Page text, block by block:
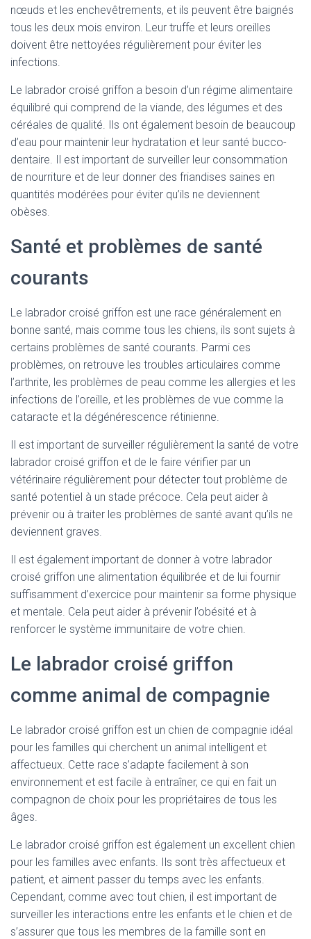
nœuds et les enchevêtrements, et ils peuvent être baignés
tous les deux mois environ. Leur truffe et leurs oreilles
doivent être nettoyées régulièrement pour éviter les
infections.
Le labrador croisé griffon a besoin d’un régime alimentaire
équilibré qui comprend de la viande, des légumes et des
céréales de qualité. Ils ont également besoin de beaucoup
d’eau pour maintenir leur hydratation et leur santé bucco-
dentaire. Il est important de surveiller leur consommation
de nourriture et de leur donner des friandises saines en
quantités modérées pour éviter qu’ils ne deviennent
obèses.
Santé et problèmes de santé
courants
Le labrador croisé griffon est une race généralement en
bonne santé, mais comme tous les chiens, ils sont sujets à
certains problèmes de santé courants. Parmi ces
problèmes, on retrouve les troubles articulaires comme
l’arthrite, les problèmes de peau comme les allergies et les
infections de l’oreille, et les problèmes de vue comme la
cataracte et la dégénérescence rétinienne.
Il est important de surveiller régulièrement la santé de votre
labrador croisé griffon et de le faire vérifier par un
vétérinaire régulièrement pour détecter tout problème de
santé potentiel à un stade précoce. Cela peut aider à
prévenir ou à traiter les problèmes de santé avant qu’ils ne
deviennent graves.
Il est également important de donner à votre labrador
croisé griffon une alimentation équilibrée et de lui fournir
suffisamment d’exercice pour maintenir sa forme physique
et mentale. Cela peut aider à prévenir l’obésité et à
renforcer le système immunitaire de votre chien.
Le labrador croisé griffon
comme animal de compagnie
Le labrador croisé griffon est un chien de compagnie idéal
pour les familles qui cherchent un animal intelligent et
affectueux. Cette race s’adapte facilement à son
environnement et est facile à entraîner, ce qui en fait un
compagnon de choix pour les propriétaires de tous les
âges.
Le labrador croisé griffon est également un excellent chien
pour les familles avec enfants. Ils sont très affectueux et
patient, et aiment passer du temps avec les enfants.
Cependant, comme avec tout chien, il est important de
surveiller les interactions entre les enfants et le chien et de
s’assurer que tous les membres de la famille sont en